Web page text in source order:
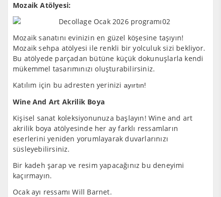
Mozaik Atölyesi:
Mozaik sanatını evinizin en güzel köşesine taşıyın!
Mozaik sehpa atölyesi ile renkli bir yolculuk sizi bekliyor.
Bu atölyede parçadan bütüne küçük dokunuşlarla kendi
mükemmel tasarımınızı oluşturabilirsiniz.
Katılım için bu adresten yerinizi ayırtın!
Wine And Art Akrilik Boya
Kişisel sanat koleksiyonunuza başlayın! Wine and art
akrilik boya atölyesinde her ay farklı ressamların
eserlerini yeniden yorumlayarak duvarlarınızı
süsleyebilirsiniz.
Bir kadeh şarap ve resim yapacağınız bu deneyimi
kaçırmayın.
Ocak ayı ressamı Will Barnet.